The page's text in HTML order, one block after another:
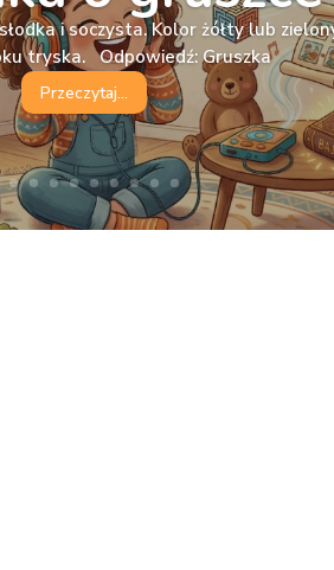
i soczysta. Kolor żółty lub
tryska. Odpowiedź: Gruszka
Przeczytaj...